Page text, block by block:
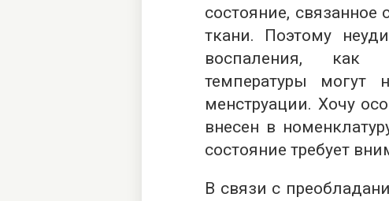
состояние,
ткани. Поэтому
воспаления, как
температуры могут
менструации. Хочу
внесен в
состояние требует
В связи с